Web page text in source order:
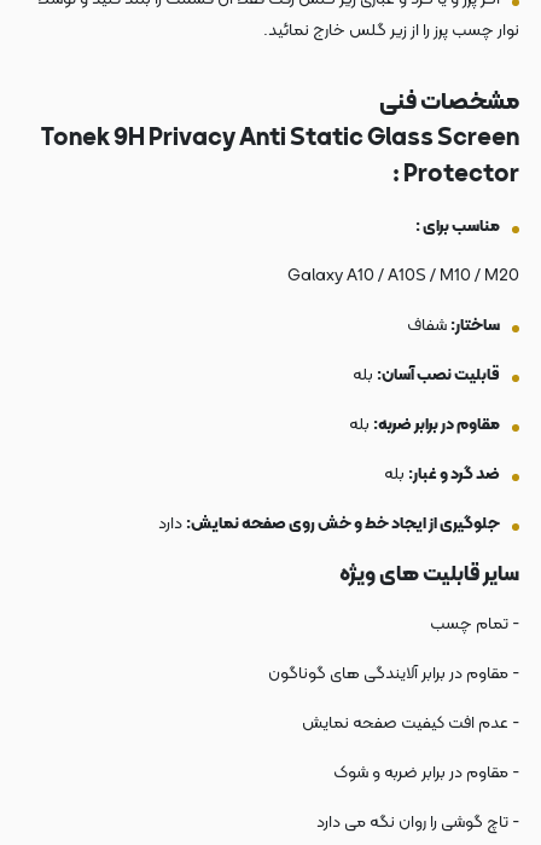
نوار چسب پرز را از زیر گلس خارج نمائید.
مشخصات فنی
Tonek 9H Privacy Anti Static Glass Screen
Protector :
مناسب برای :
Galaxy A10 / A10S / M10 / M20
ساختار:شفاف
قابلیت نصب آسان: بله
مقاوم در برابر ضربه: بله
ضد گرد و غبار: بله
جلوگیری از ایجاد خط و خش روی صفحه نمایش:دارد
سایر قابلیت های ویژه
- تمام چسب
- مقاوم در برابر آلایندگی های گوناگون
- عدم افت کیفیت صفحه نمایش
- مقاوم در برابر ضربه و شوک
- تاچ گوشی را روان نگه می دارد